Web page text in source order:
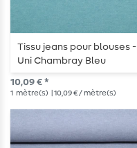
Tissu jeans pour blouses -
Uni Chambray Bleu
10,09 € *
1 mètre(s) | 10,09 € / mètre(s)